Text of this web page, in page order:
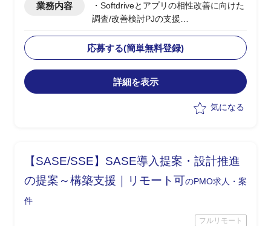
業務内容
・Softdriveとアプリの相性改善に向けた
調査/改善検討PJの支援
を踏まえた改善策の検討と要件整理を担
当
・Softdrive領域における技術的な理解を
もとに、各種ステークホルダーとの調整
・手探り状態の中で主導的に改善案を提
応募する(簡単無料登録)
詳細を表示
気になる
【SASE/SSE】SASE導入提案・設計推進
の提案～構築支援｜リモート可のPMO求人・案
件
フルリモート